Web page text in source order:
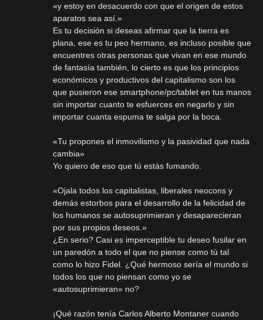
«y estoy en desacuerdo con que el origen de estos
aparatos sea así.»
Es tu decisión si deseas afirmar que la tierra es
plana, ese es tu peo hermano, es incluso posible que
encuentres otras personas que vivan en ese mundo
de fantasía también, lo cierto es que los principios
económicos y productivos del capitalismo son los
que pusieron ese smartphone/pc/tablet en tus manos
sin importar cuanto te esfuerces en negarlo y sin
importar cuanta espuma te salga por la boca.
«Tu propones el inmovilismo y la pasividad que nada
cambia»
Yo quiero de eso que tú estás fumando.
«Ojala todos los capitalistas, liberales neocons y
demás estorbos para el desarrollo de la felicidad de
los humanos se autosuprimieran y desaparecieran
por sus propios deseos.»
¿En serio? Casi es imperceptible tu deseo fusilar en
un paredón a todo el que no piense como tú tal
como lo hizo Fidel. ¿Qué hermoso sería el mundo si
todos los que no piensan como yo se
«autosuprimieran» no?
¡Qué razón tenía Carlos Alberto Montaner cuando